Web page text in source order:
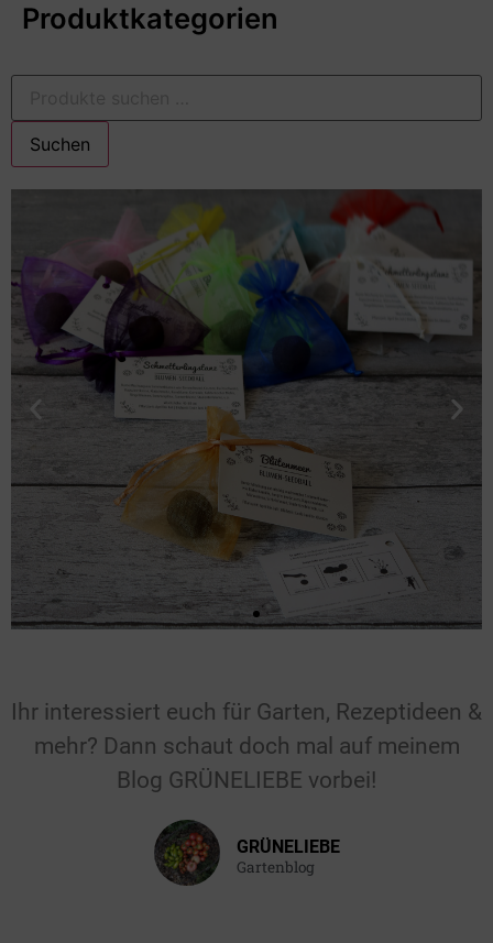
Produktkategorien
Suchen
Feiern
Gastgeschenk für die Hochzeit, den
Geburtstag, die Taufe oder einen
Hier klicken
Ihr interessiert euch für Garten, Rezeptideen &
mehr? Dann schaut doch mal auf meinem
Blog GRÜNELIEBE vorbei!
GRÜNELIEBE
Gartenblog